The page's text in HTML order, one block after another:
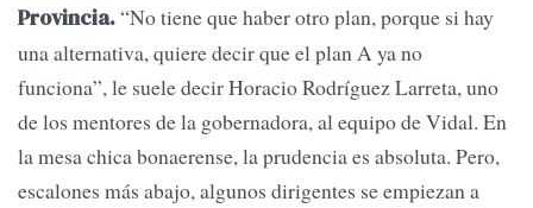
Provincia.“No tiene que haber otro plan, porque si hay
una alternativa, quiere decir que el plan A ya no
funciona”, le suele decir Horacio Rodríguez Larreta, uno
de los mentores de la gobernadora, al equipo de Vidal. En
la mesa chica bonaerense, la prudencia es absoluta. Pero,
escalones más abajo, algunos dirigentes se empiezan a